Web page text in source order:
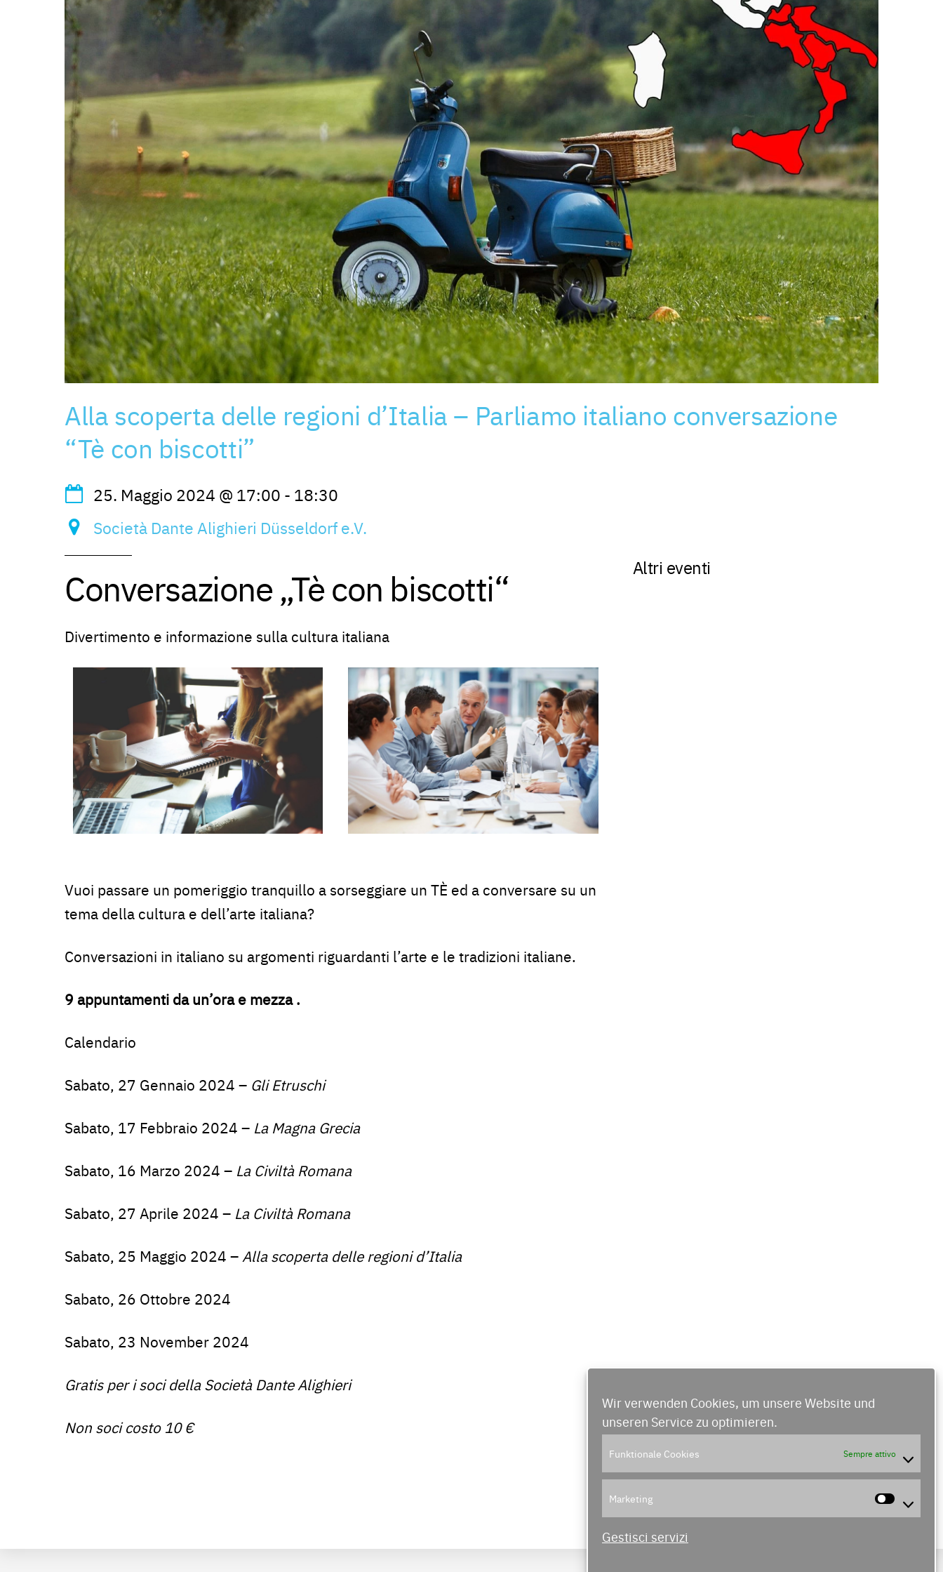
Wir verwenden Cookies, um unsere Website und
unseren Service zu optimieren.
Funktionale Cookies Sempre attivo
Marketing
Gestisci servizi
Alla scoperta delle regioni d’Italia – Parliamo italiano conversazione
“Tè con biscotti”
25. Maggio 2024 @ 17:00 - 18:30
Società Dante Alighieri Düsseldorf e.V.
Conversazione „Tè con biscotti“
Divertimento e informazione sulla cultura italiana
Vuoi passare un pomeriggio tranquillo a sorseggiare un TÈ ed a conversare su un
tema della cultura e dell’arte italiana?
Conversazioni in italiano su argomenti riguardanti l’arte e le tradizioni italiane.
9 appuntamenti da un’ora e mezza .
Calendario
Sabato, 27 Gennaio 2024 – Gli Etruschi
Sabato, 17 Febbraio 2024 – La Magna Grecia
Sabato, 16 Marzo 2024 – La Civiltà Romana
Sabato, 27 Aprile 2024 – La Civiltà Romana
Sabato, 25 Maggio 2024 –Alla scoperta delle regioni d’Italia
Sabato, 26 Ottobre 2024
Sabato, 23 November 2024
Gratis per i soci della Società Dante Alighieri
Non soci costo 10 €
Altri eventi